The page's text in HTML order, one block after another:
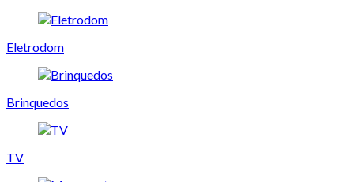
Eletrodom
Brinquedos
TV